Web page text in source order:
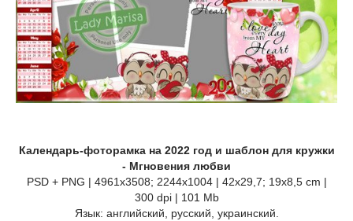
Календарь-фоторамка на 2022 год и шаблон для кружки
- Мгновения любви
PSD + PNG | 4961х3508; 2244x1004 | 42х29,7; 19x8,5 cm |
300 dpi | 101 Mb
Язык: английский, русский, украинский.